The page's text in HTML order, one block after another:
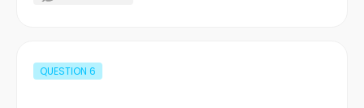
QUESTION 6